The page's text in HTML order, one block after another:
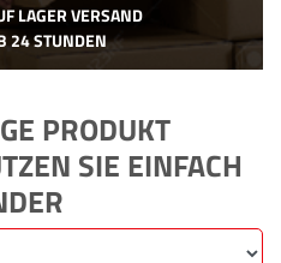
LAGER VERSAND
24 STUNDEN
PRODUKT
SIE EINFACH